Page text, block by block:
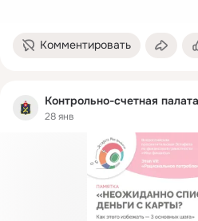
Комментировать
Контрольно-счетная
28 янв